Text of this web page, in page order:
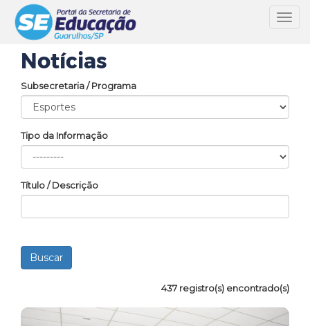
Notícias
Subsecretaria / Programa
Tipo da Informação
Título / Descrição
437 registro(s) encontrado(s)